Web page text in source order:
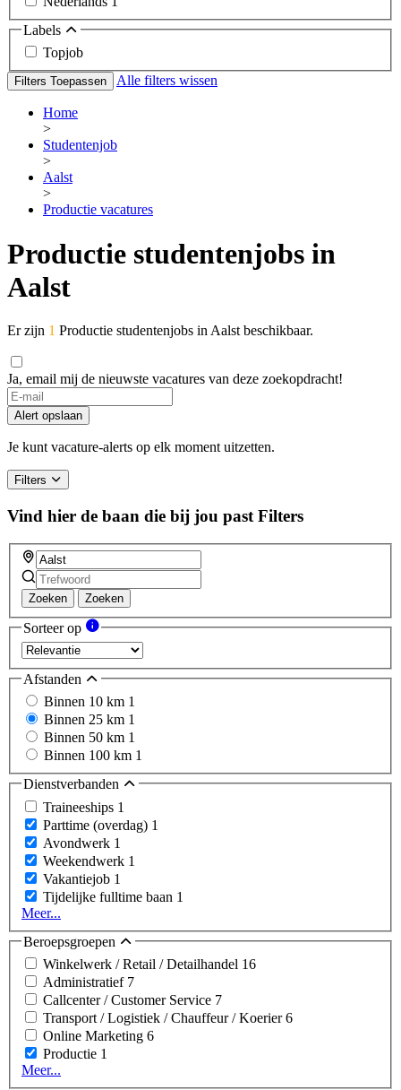
Labels
Topjob
Filters Toepassen Alle filters wissen
Home
>
Studentenjob
>
Aalst
>
Productie vacatures
Productie studentenjobs in
Aalst
Er zijn 1 Productie studentenjobs in Aalst beschikbaar.
Ja, email mij de nieuwste vacatures van deze zoekopdracht!
Alert opslaan
Je kunt vacature-alerts op elk moment uitzetten.
Filters
Vind hier de baan die bij jou past Filters
Zoeken Zoeken
Sorteer op
Afstanden
Binnen 10 km 1
Binnen 25 km 1
Binnen 50 km 1
Binnen 100 km 1
Dienstverbanden
Traineeships 1
Parttime (overdag) 1
Avondwerk 1
Weekendwerk 1
Vakantiejob 1
Tijdelijke fulltime baan 1
Meer...
Beroepsgroepen
Winkelwerk / Retail / Detailhandel 16
Administratief 7
Callcenter / Customer Service 7
Transport / Logistiek / Chauffeur / Koerier6
Online Marketing 6
Productie 1
Meer...